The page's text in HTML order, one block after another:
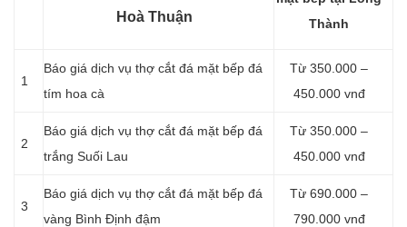
Hoà Thuận
Thành
1
Báo giá dịch vụ thợ cắt đá mặt bếp đá
tím hoa cà
Từ 350.000 –
450.000 vnđ
2
Báo giá dịch vụ thợ cắt đá mặt bếp đá
trắng Suối Lau
Từ 350.000 –
450.000 vnđ
3
Báo giá dịch vụ thợ cắt đá mặt bếp đá
vàng Bình Định đậm
Từ 690.000 –
790.000 vnđ